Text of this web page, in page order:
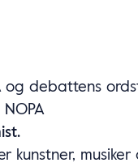
debattens
kunstner,